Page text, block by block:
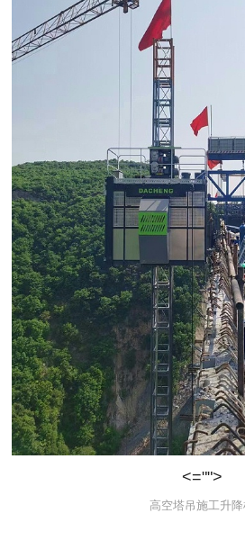
<="">
高空塔吊施工升降